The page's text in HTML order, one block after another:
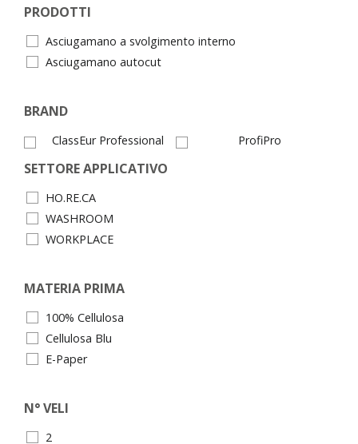
PRODOTTI
Asciugamano a svolgimento interno
Asciugamano autocut
BRAND
ClassEur Professional ProfiPro
SETTORE APPLICATIVO
HO.RE.CA
WASHROOM
WORKPLACE
MATERIA PRIMA
100% Cellulosa
Cellulosa Blu
E-Paper
N° VELI
2